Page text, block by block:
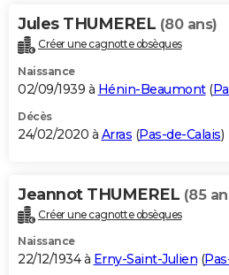
Jules THUMEREL (80 ans)
Créer une cagnotte obsèques
Naissance
02/09/1939 à Hénin-Beaumont(
Décès
24/02/2020 à Arras (Pas-de-Calais)
Jeannot THUMEREL (85
Créer une cagnotte obsèques
Naissance
22/12/1934 à Erny-Saint-Julien (